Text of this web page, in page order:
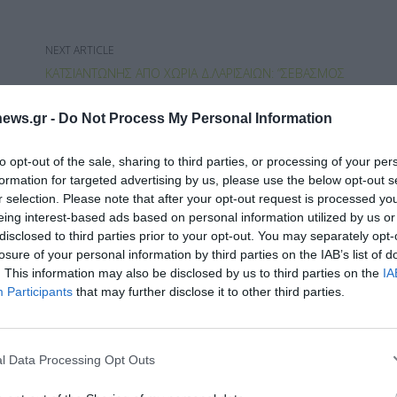
- Do Not Process My Personal Information
opt-out of the sale, sharing to third parties, or processing of your
for targeted advertising by us, please use the below opt-out
selection. Please note that after your opt-out request is processed
interest-based ads based on personal information utilized by us
to third parties prior to your opt-out. You may separately
of your personal information by third parties on the IAB’s list of
This information may also be disclosed by us to third parties on the
Participants that may further disclose it to other third parties.
Data Processing Opt Outs
Διαχείριση Συγκατάθεσης
την καλύτερη εμπειρία, χρησιμοποιούμε τεχνολογίες όπως cookies για
θα μας επιτρέψει να επεξεργαστούμε δεδομένα προσωπικού
ή η ανάκληση της συγκατάθεσης, μπορεί να επηρεάσει
NEXT ARTICLE
ΚΑΤΣΙΑΝΤΏΝΗΣ ΑΠΌ ΧΩΡΙΆ Δ.ΛΑΡΙΣΑΊΩΝ: “ΣΕΒΑΣΜΌΣ